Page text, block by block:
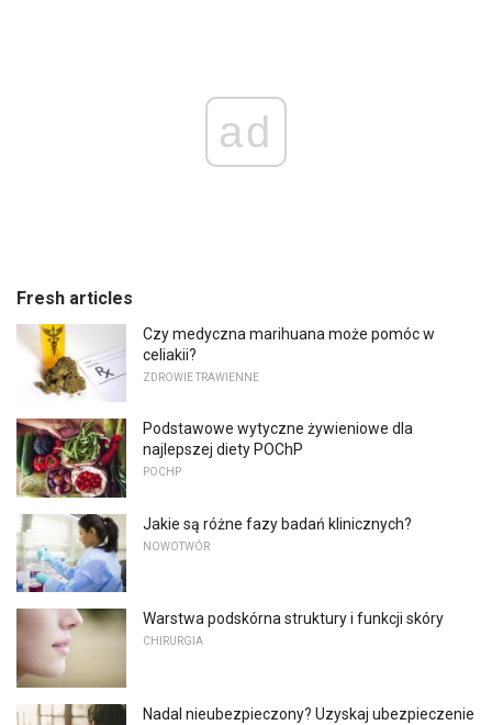
ad
Fresh articles
Czy medyczna marihuana może pomóc w
celiakii?
ZDROWIE TRAWIENNE
Podstawowe wytyczne żywieniowe dla
najlepszej diety POChP
POCHP
Jakie są różne fazy badań klinicznych?
NOWOTWÓR
Warstwa podskórna struktury i funkcji skóry
CHIRURGIA
Nadal nieubezpieczony? Uzyskaj ubezpieczenie